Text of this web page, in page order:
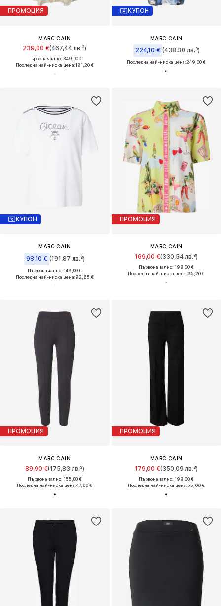
ПРОМОЦИЯ
MARC CAIN
239,00 €(467,44 лв.³)
Първоначално: 349,00 €
Последна най-ниска цена:191,20 €
КУПОН
MARC CAIN
224,10 € (438,30 лв.³)
Последна най-ниска цена:249,00 €
КУПОН
MARC CAIN
98,10 € (191,87 лв.³)
Първоначално: 149,00 €
Последна най-ниска цена:92,65 €
ПРОМОЦИЯ
MARC CAIN
169,00 €(330,54 лв.³)
Първоначално: 199,00 €
Последна най-ниска цена:95,20 €
ПРОМОЦИЯ
MARC CAIN
89,90 €(175,83 лв.³)
Първоначално: 155,00 €
Последна най-ниска цена:47,60 €
ПРОМОЦИЯ
MARC CAIN
179,00 €(350,09 лв.³)
Първоначално: 199,00 €
Последна най-ниска цена:55,60 €